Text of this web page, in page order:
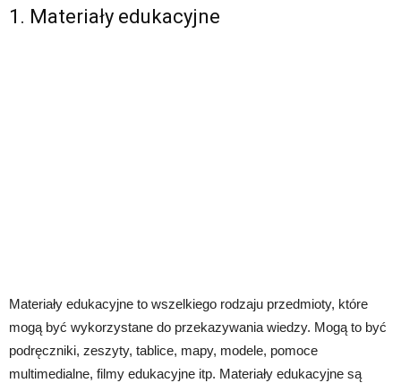
1. Materiały edukacyjne
Materiały edukacyjne to wszelkiego rodzaju przedmioty, które
mogą być wykorzystane do przekazywania wiedzy. Mogą to być
podręczniki, zeszyty, tablice, mapy, modele, pomoce
multimedialne, filmy edukacyjne itp. Materiały edukacyjne są